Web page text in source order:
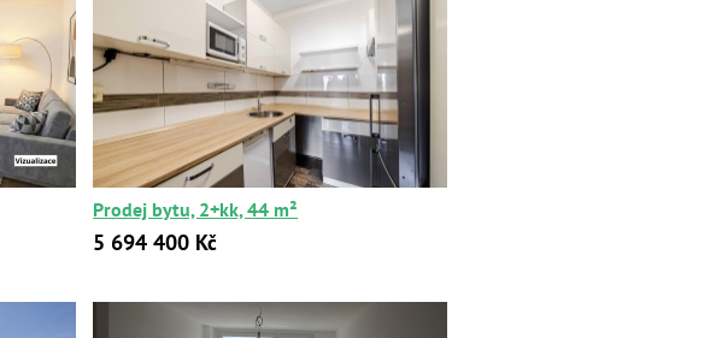
Prodej bytu, 2+kk, 44 m²
5 694 400 Kč